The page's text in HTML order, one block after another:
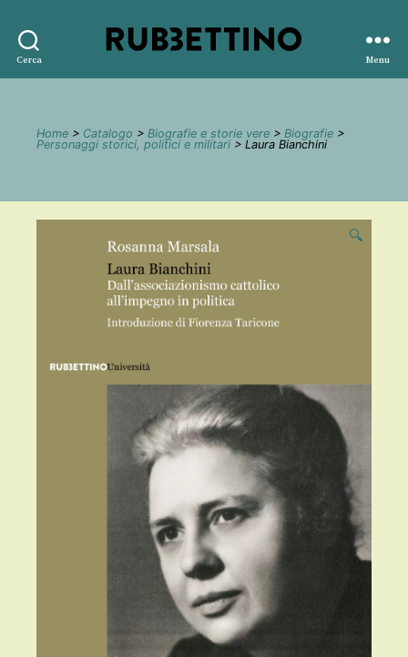
Cerca
editore
Menu
Home > Catalogo > Biografie e storie vere > Biografie >
Personaggi storici, politici e militari > Laura Bianchini
🔍